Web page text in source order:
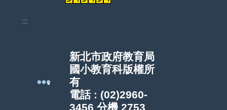
:::
新北市政府教育局
國小教育科版權所
有
電話 : (02)2960-
3456 分機 2753